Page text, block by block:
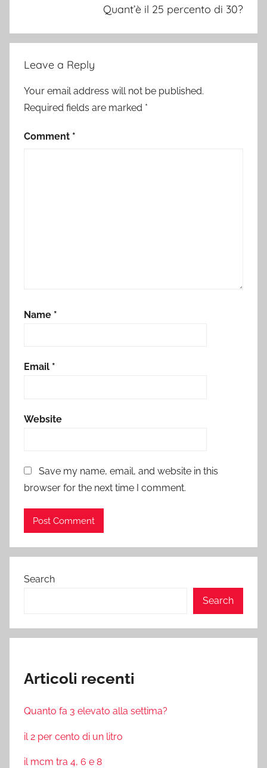
Quant’è il 25 percento di 30?
Leave a Reply
Your email address will not be published.
Required fields are marked *
Comment *
Name *
Email *
Website
Save my name, email, and website in this
browser for the next time I comment.
Search
Search
Articoli recenti
Quanto fa 3 elevato alla settima?
il 2 per cento di un litro
il mcm tra 4, 6 e 8